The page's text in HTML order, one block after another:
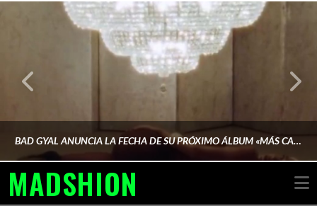
BAD GYAL ANUNCIA LA FECHA DE SU PRÓXIMO ÁLBUM «MÁS CARA»
MADSHION